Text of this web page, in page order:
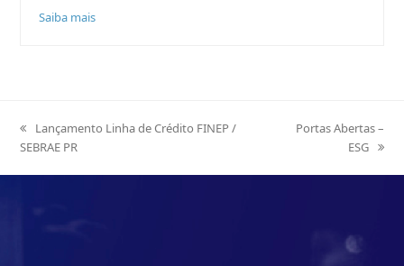
Saiba mais
previous
post:
Lançamento Linha de Crédito FINEP /
SEBRAE PR
next
Portas Abertas –
ESG